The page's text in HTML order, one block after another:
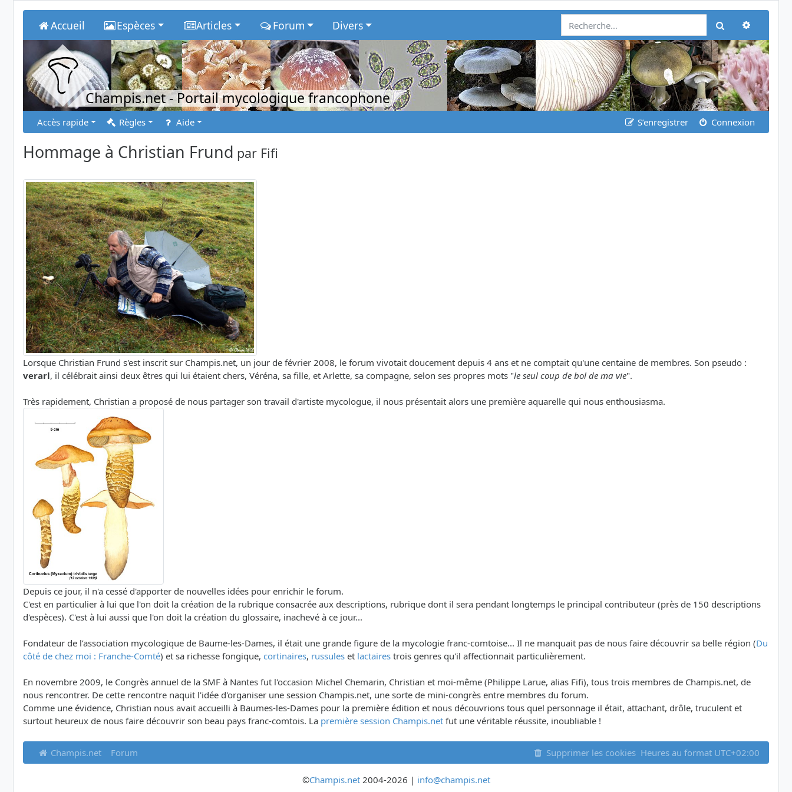
Accueil Espèces Articles Forum Divers Rechercher
Champis.net- Portail mycologique francophone
Accès rapide Règles Aide S’enregistrer Connexion
Hommage à Christian Frund par Fifi
Lorsque Christian Frund s'est inscrit sur Champis.net, un jour de février 2008, le forum vivotait doucement depuis 4 ans et ne comptait qu'une centaine de membres. Son pseudo :
verarl, il célébrait ainsi deux êtres qui lui étaient chers, Véréna, sa fille, et Arlette, sa compagne, selon ses propres mots "le seul coup de bol de ma vie".
Très rapidement, Christian a proposé de nous partager son travail d'artiste mycologue, il nous présentait alors une première aquarelle qui nous enthousiasma.
Depuis ce jour, il n'a cessé d'apporter de nouvelles idées pour enrichir le forum.
C'est en particulier à lui que l'on doit la création de la rubrique consacrée aux descriptions, rubrique dont il sera pendant longtemps le principal contributeur (près de 150 descriptions
d'espèces). C'est à lui aussi que l'on doit la création du glossaire, inachevé à ce jour...
Fondateur de l’association mycologique de Baume-les-Dames, il était une grande figure de la mycologie franc-comtoise... Il ne manquait pas de nous faire découvrir sa belle région (Du
côté de chez moi : Franche-Comté) et sa richesse fongique, cortinaires, russules et lactaires trois genres qu'il affectionnait particulièrement.
En novembre 2009, le Congrès annuel de la SMF à Nantes fut l'occasion Michel Chemarin, Christian et moi-même (Philippe Larue, alias Fifi), tous trois membres de Champis.net, de
nous rencontrer. De cette rencontre naquit l'idée d'organiser une session Champis.net, une sorte de mini-congrès entre membres du forum.
Comme une évidence, Christian nous avait accueilli à Baumes-les-Dames pour la première édition et nous découvrions tous quel personnage il était, attachant, drôle, truculent et
surtout heureux de nous faire découvrir son beau pays franc-comtois. La première session Champis.net fut une véritable réussite, inoubliable !
Champis.net Forum Supprimer les cookies Heures au format UTC+02:00
©Champis.net2004-2026 | info@champis.net